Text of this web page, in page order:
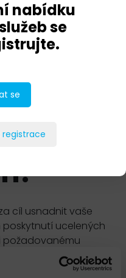
s
cíl usnadnit vaše
ucelených
požadovanému
vás naprosto k ničemu
do košíku vložíte,
nabídku
se
se
registrace